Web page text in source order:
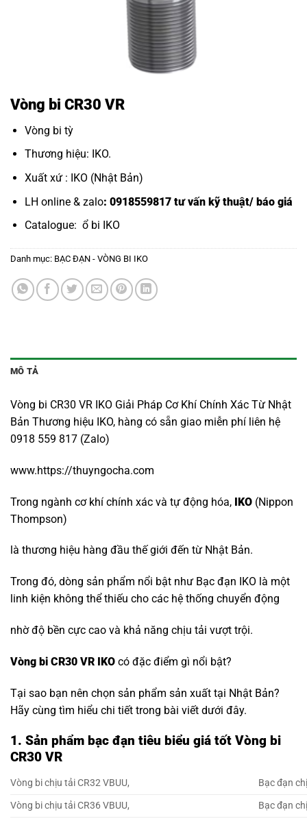
Vòng bi CR30 VR
Vòng bi tỳ
Thương hiệu: IKO.
Xuất xứ : IKO (Nhật Bản)
LH online & zalo: 0918559817 tư vấn kỹ thuật/ báo giá
Catalogue: ổ bi IKO
Danh mục: BẠC ĐẠN - VÒNG BI IKO
MÔ TẢ
Vòng bi CR30 VR IKO Giải Pháp Cơ Khí Chính Xác Từ Nhật
Bản Thương hiệu IKO, hàng có sẵn giao miễn phí liên hệ
0918 559 817 (Zalo)
www.https://thuyngocha.com
Trong ngành cơ khí chính xác và tự động hóa, IKO (Nippon
Thompson)
là thương hiệu hàng đầu thế giới đến từ Nhật Bản.
Trong đó, dòng sản phẩm nổi bật như Bạc đạn IKO là một
linh kiện không thể thiếu cho các hệ thống chuyển động
nhờ độ bền cực cao và khả năng chịu tải vượt trội.
Vòng bi CR30 VR IKO có đặc điểm gì nổi bật?
Tại sao bạn nên chọn sản phẩm sản xuất tại Nhật Bản?
Hãy cùng tìm hiểu chi tiết trong bài viết dưới đây.
1. Sản phẩm bạc đạn tiêu biểu giá tốt Vòng bi
CR30 VR
Vòng bi chịu tải CR32 VBUU,
Bạc đạn
Vòng bi chịu tải CR36 VBUU,
Bạc đạn